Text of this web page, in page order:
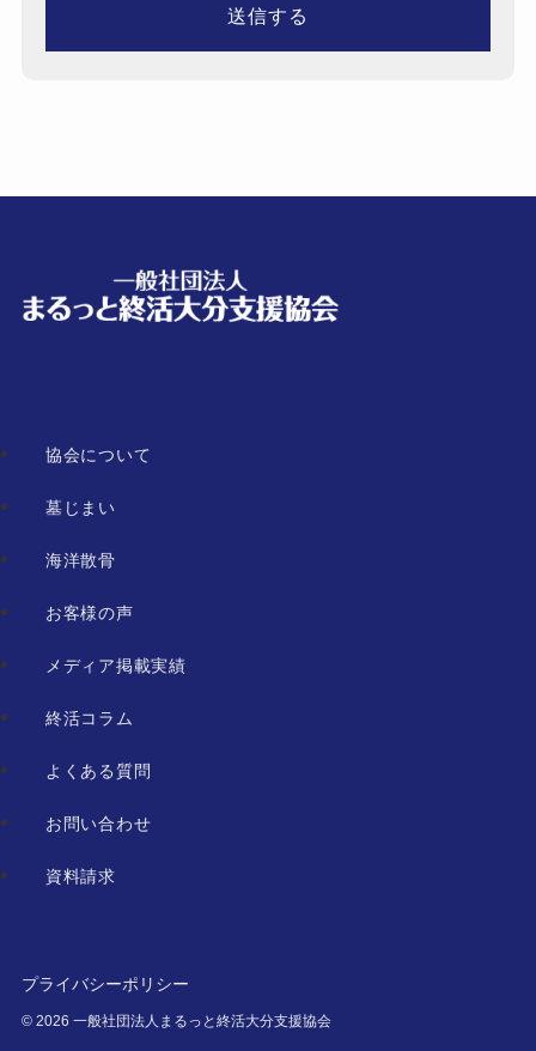
協会について
墓じまい
海洋散骨
お客様の声
メディア掲載実績
終活コラム
よくある質問
お問い合わせ
資料請求
©2026 一般社団法人まるっと終活大分支援協会
プライバシーポリシー